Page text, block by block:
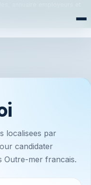
annuaire employeurs et
localisees par
candidater
Outre-mer francais.